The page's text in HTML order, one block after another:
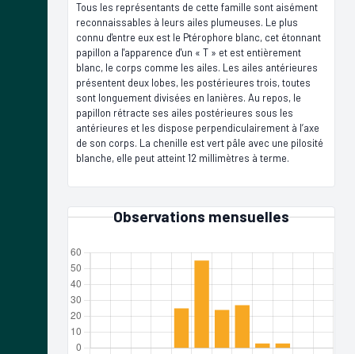
Tous les représentants de cette famille sont aisément
reconnaissables à leurs ailes plumeuses. Le plus
connu d'entre eux est le Ptérophore blanc, cet étonnant
papillon a l'apparence d'un « T » et est entièrement
blanc, le corps comme les ailes. Les ailes antérieures
présentent deux lobes, les postérieures trois, toutes
sont longuement divisées en lanières. Au repos, le
papillon rétracte ses ailes postérieures sous les
antérieures et les dispose perpendiculairement à l’axe
de son corps. La chenille est vert pâle avec une pilosité
blanche, elle peut atteint 12 millimètres à terme.
Observations mensuelles